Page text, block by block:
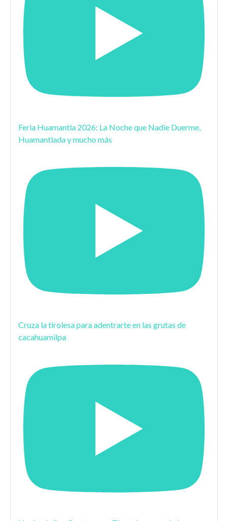
Feria Huamantla 2026: La Noche que Nadie Duerme,
Huamantlada y mucho más
Cruza la tirolesa para adentrarte en las grutas de
cacahuamilpa